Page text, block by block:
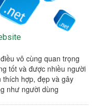
vô cùng quan trọng
tốt và được nhiều người
hợp, đẹp và gây
như người dùng